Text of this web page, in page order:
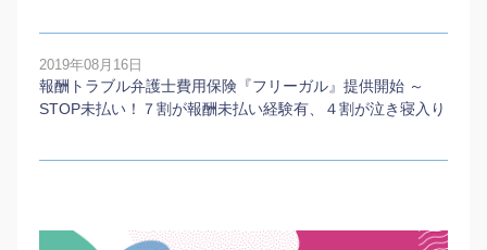
2019年08月16日
報酬トラブル弁護士費用保険『フリーガル』提供開始 ～
STOP未払い！７割が報酬未払い経験有、４割が泣き寝入り